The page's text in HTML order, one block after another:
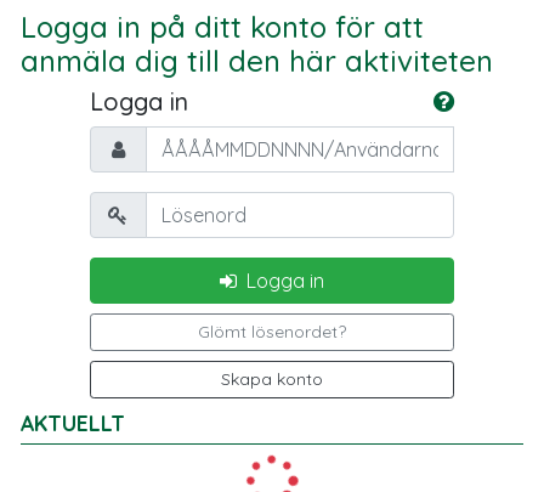
AKTUELLT
Logga in på ditt konto för att
anmäla dig till den här aktiviteten
Logga in
Personnummer/Användarnamn
Lösenord
Logga in
Glömt lösenordet?
Skapa konto